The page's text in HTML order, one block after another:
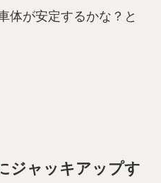
体が安定するかな？と
ジャッキアップす